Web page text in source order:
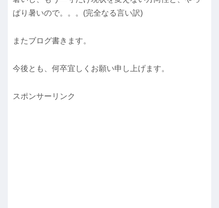
ぱり暑いので。。。(完全なる言い訳)
またブログ書きます。
今後とも、何卒宜しくお願い申し上げます。
スポンサーリンク